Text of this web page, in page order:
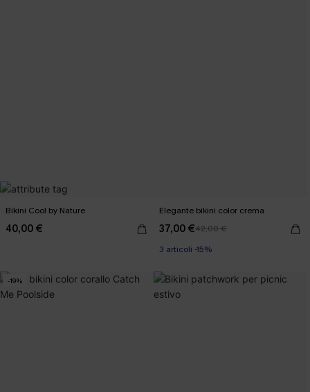
Bikini Cool by Nature
40,00 €
Elegante bikini color crema
37,00 €42,00 €
3 articoli -15%
-19%